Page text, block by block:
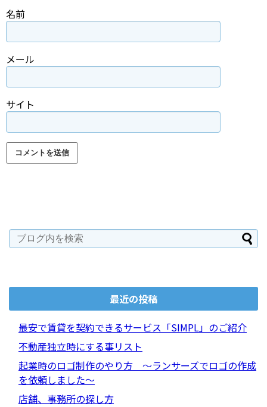
名前
メール
サイト
最近の投稿
最安で賃貸を契約できるサービス「SIMPL」のご紹介
不動産独立時にする事リスト
起業時のロゴ制作のやり方 ～ランサーズでロゴの作成
を依頼しました～
店舗、事務所の探し方